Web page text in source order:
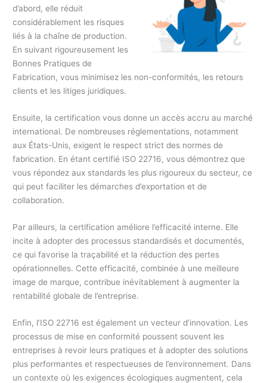
d’abord, elle réduit
considérablement les risques
liés à la chaîne de production.
En suivant rigoureusement les
Bonnes Pratiques de
Fabrication, vous minimisez les non-conformités, les retours
clients et les litiges juridiques.
Ensuite, la certification vous donne un accès accru au marché
international. De nombreuses réglementations, notamment
aux États-Unis, exigent le respect strict des normes de
fabrication. En étant certifié ISO 22716, vous démontrez que
vous répondez aux standards les plus rigoureux du secteur, ce
qui peut faciliter les démarches d’exportation et de
collaboration.
Par ailleurs, la certification améliore l’efficacité interne. Elle
incite à adopter des processus standardisés et documentés,
ce qui favorise la traçabilité et la réduction des pertes
opérationnelles. Cette efficacité, combinée à une meilleure
image de marque, contribue inévitablement à augmenter la
rentabilité globale de l’entreprise.
Enfin, l’ISO 22716 est également un vecteur d’innovation. Les
processus de mise en conformité poussent souvent les
entreprises à revoir leurs pratiques et à adopter des solutions
plus performantes et respectueuses de l’environnement. Dans
un contexte où les exigences écologiques augmentent, cela